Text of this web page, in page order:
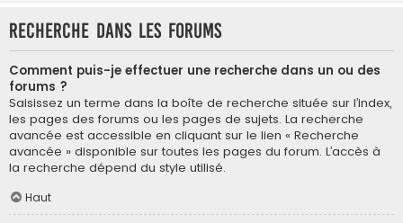
Recherche dans les forums
Comment puis-je effectuer une recherche dans un ou des
forums ?
Saisissez un terme dans la boîte de recherche située sur l’index,
les pages des forums ou les pages de sujets. La recherche
avancée est accessible en cliquant sur le lien « Recherche
avancée » disponible sur toutes les pages du forum. L’accès à
la recherche dépend du style utilisé.
Haut